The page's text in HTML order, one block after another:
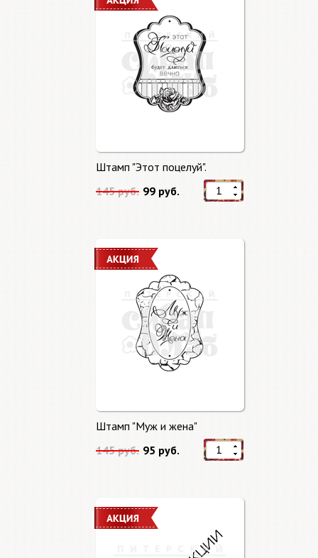
Штамп "Этот поцелуй".
145 руб. 99 руб.
Штамп "Муж и жена"
145 руб. 95 руб.